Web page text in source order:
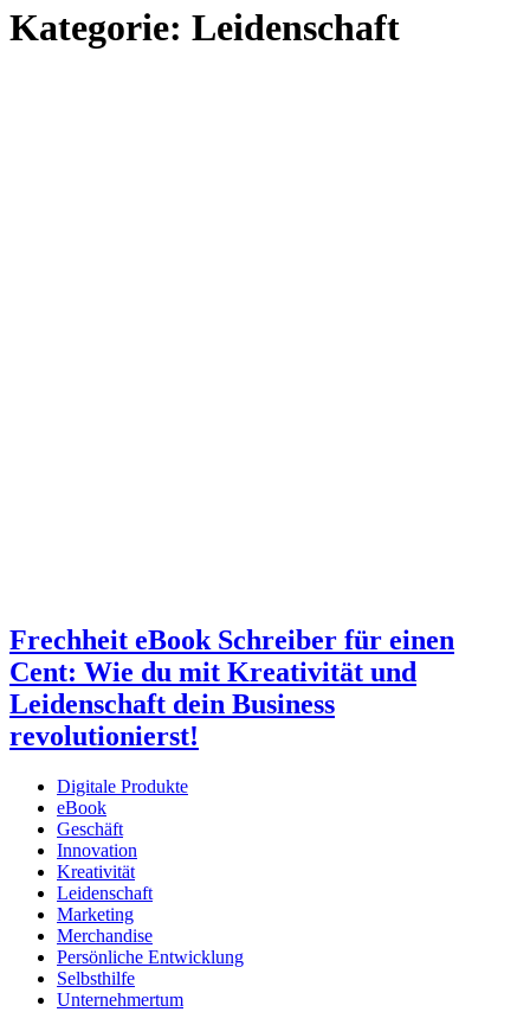
Kategorie: Leidenschaft
Frechheit eBook Schreiber für einen
Cent: Wie du mit Kreativität und
Leidenschaft dein Business
revolutionierst!
Digitale Produkte
eBook
Geschäft
Innovation
Kreativität
Leidenschaft
Marketing
Merchandise
Persönliche Entwicklung
Selbsthilfe
Unternehmertum